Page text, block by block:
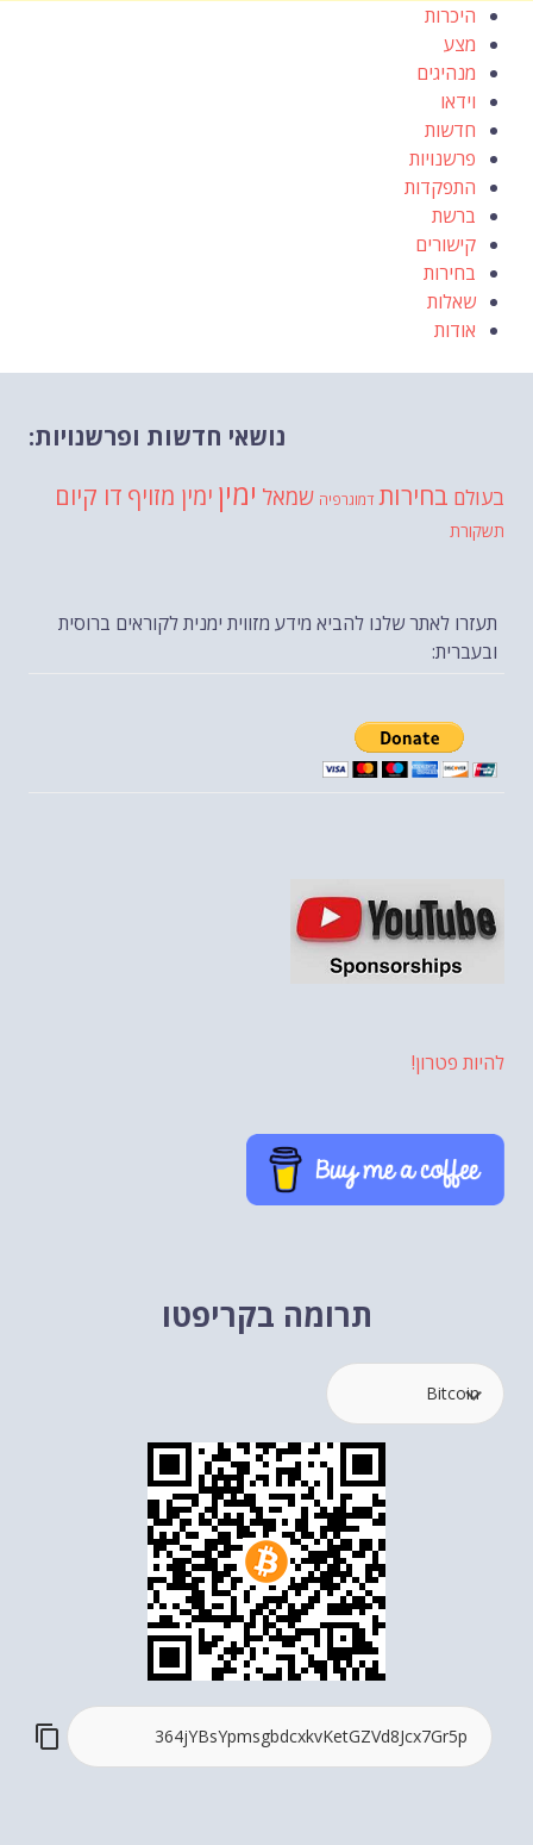
היכרות
מצע
מנהיגים
וידאו
חדשות
פרשנויות
התפקדות
ברשת
קישורים
בחירות
שאלות
אודות
נושאי חדשות ופרשנויות:
בעולם בחירות דמוגרפיה שמאל ימין ימין מזויף דו קיום
תשקורת
תעזרו לאתר שלנו להביא מידע מזווית ימנית לקוראים ברוסית
ובעברית:
להיות פטרון!
תרומה בקריפטו